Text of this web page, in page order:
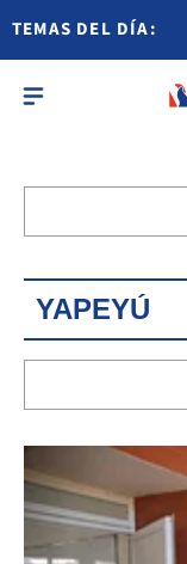
TEMAS DEL DÍA:
YAPEYÚ